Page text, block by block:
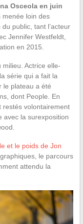
Osceola en juin
loin des
public, tant l’acteur
Jennifer Westfeldt,
en 2015.
milieu. Actrice elle-
série qui a fait la
le plateau a été
dont People. En
restés volontairement
avec la surexposition
et le poids de Jon
le parcours
attendu la